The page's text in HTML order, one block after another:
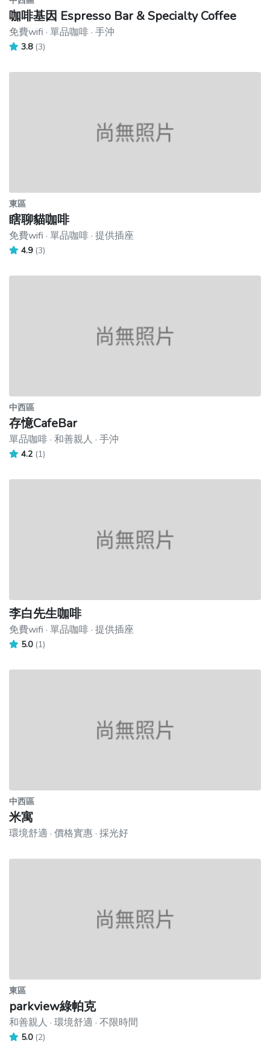
咖啡基因 Espresso Bar & Specialty Coffee
免費wifi · 單品咖啡 · 手沖
3.8 (3)
東區
瞎聊貓咖啡
免費wifi · 單品咖啡 · 提供插座
4.9 (3)
中西區
存憶CafeBar
單品咖啡 · 和善親人 · 手沖
4.2 (1)
李白先生咖啡
免費wifi · 單品咖啡 · 提供插座
5.0 (1)
中西區
米寓
環境舒適 · 價格實惠 · 採光好
東區
parkview綠帕克
和善親人 · 環境舒適 · 不限時間
5.0 (2)